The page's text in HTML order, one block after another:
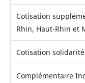
Cotisation
Rhin, Haut-Rhin et
Cotisation
Complémentaire